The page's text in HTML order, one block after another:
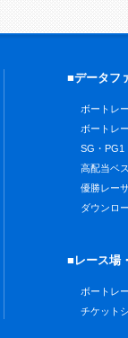
■データフ
ボートレ
ボートレ
SG・PG1
高配当ベ
優勝レー
ダウンロ
■レース場
ボートレ
チケット